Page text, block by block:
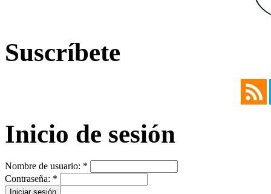
Suscríbete
Inicio de sesión
Nombre de usuario: *
Contraseña: *